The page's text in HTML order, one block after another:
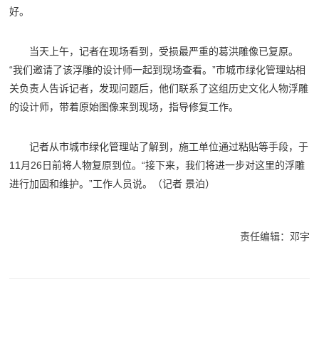
好。
当天上午，记者在现场看到，受损最严重的葛洪雕像已复原。
“我们邀请了该浮雕的设计师一起到现场查看。”市城市绿化管理站相
关负责人告诉记者，发现问题后，他们联系了这组历史文化人物浮雕
的设计师，带着原始图像来到现场，指导修复工作。
记者从市城市绿化管理站了解到，施工单位通过粘贴等手段，于
11月26日前将人物复原到位。“接下来，我们将进一步对这里的浮雕
进行加固和维护。”工作人员说。
（记者 景泊）
责任编辑：邓宇